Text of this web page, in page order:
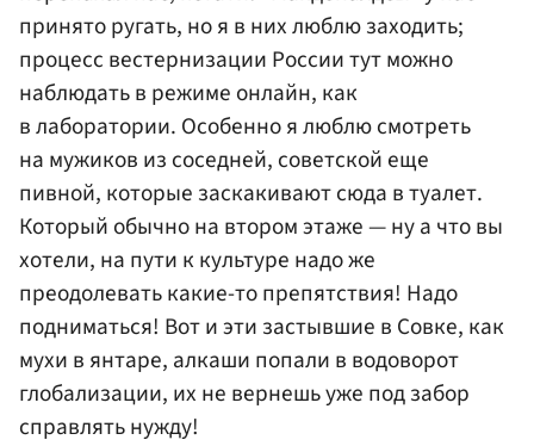
принято ругать, но я в них люблю заходить;
процесс вестернизации России тут можно
наблюдать в режиме онлайн, как
в лаборатории. Особенно я люблю смотреть
на мужиков из соседней, советской еще
пивной, которые заскакивают сюда в туалет.
Который обычно на втором этаже — ну а что вы
хотели, на пути к культуре надо же
преодолевать какие-то препятствия! Надо
подниматься! Вот и эти застывшие в Совке, как
мухи в янтаре, алкаши попали в водоворот
глобализации, их не вернешь уже под забор
справлять нужду!